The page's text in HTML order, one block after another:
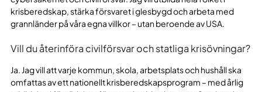
krisberedskap, stärka försvaret i glesbygd och arbeta med
grannländer på våra egna villkor – utan beroende av USA.
Vill du återinföra civilförsvar och statliga krisövningar?
Ja. Jag vill att varje kommun, skola, arbetsplats och hushåll ska
omfattas av ett nationellt krisberedskapsprogram – med årlig